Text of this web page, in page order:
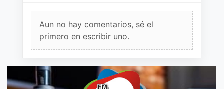
Aun no hay comentarios, sé el
primero en escribir uno.